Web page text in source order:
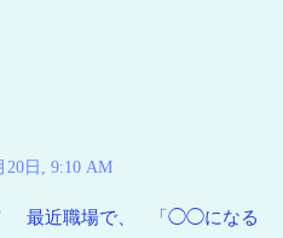
20日, 9:10 AM
ﾉ 最近職場で、 「◯◯になる